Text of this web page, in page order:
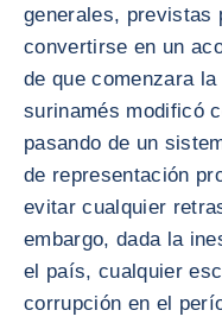
generales, previstas
convertirse en un
de que comenzara
surinamés modificó
pasando de un
de representación
evitar cualquier
embargo, dada la
el país, cualquier
corrupción en el